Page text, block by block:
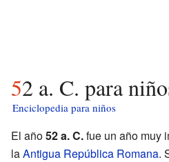
52 a. C. para
Enciclopedia para niños
El año52 a. C.fue un año muy
laAntigua República Romana.